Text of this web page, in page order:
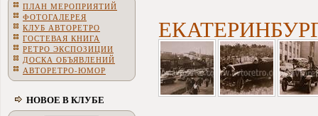
ПЛАН МЕРОПРИЯТИЙ
ФОТОГАЛЕРЕЯ
КЛУБ АВТОРЕТРО
ГОСТЕВАЯ КНИГА
РЕТРО ЭКСПОЗИЦИИ
ДОСКА ОБЪЯВЛЕНИЙ
АВТОРЕТРО-ЮМОР
НОВОЕ В КЛУБЕ